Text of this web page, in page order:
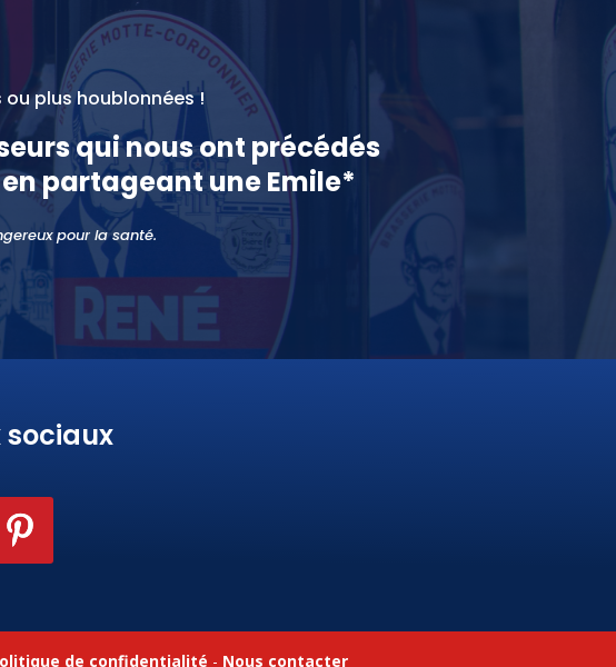
plus houblonnées !
qui nous ont précédés
partageant une Emile*
pour la santé.
sociaux
de confidentialité - Nous contacter